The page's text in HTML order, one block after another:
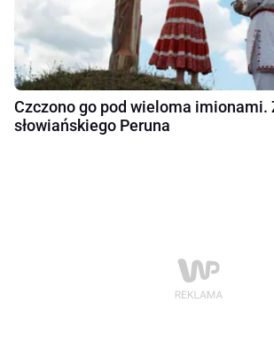
Czczono go pod wieloma imionami.
słowiańskiego Peruna